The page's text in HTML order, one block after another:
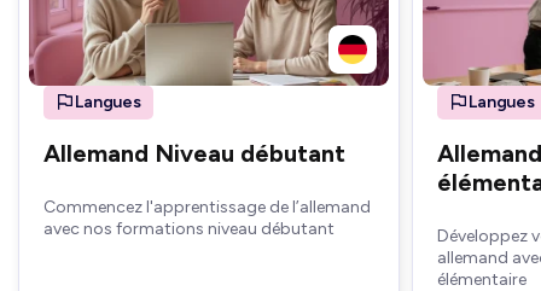
Langues
Allemand Niveau débutant
Commencez l'apprentissage de l’allemand
avec nos formations niveau débutant
Langues
Développez
allemand
élémentaire